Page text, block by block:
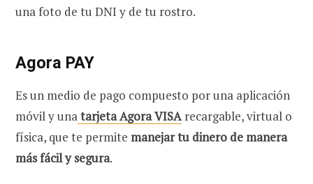
una foto de tu DNI y de tu rostro.
Agora PAY
Es un medio de pago compuesto por una aplicación
móvil y unatarjeta Agora VISArecargable, virtual o
física, que te permite manejar tu dinero de manera
más fácil y segura.